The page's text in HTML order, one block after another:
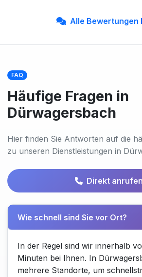
Alle Bewertungen
FAQ
Häufige Fragen in
Dürwagersbach
Hier finden Sie Antworten auf die
zu unseren Dienstleistungen in
Direkt anrufen
Wie schnell sind Sie vor Ort?
In der Regel sind wir innerhalb
Minuten bei Ihnen. In
mehrere Standorte, um